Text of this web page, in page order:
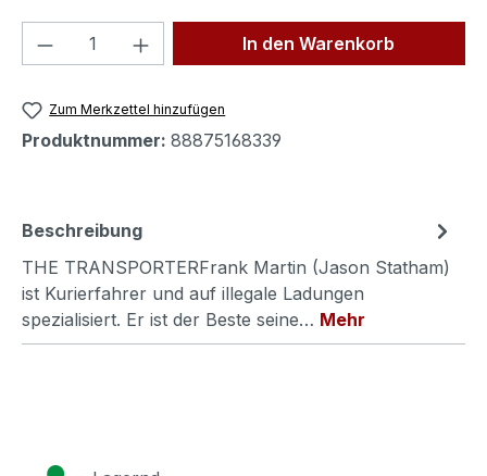
Produkt Anzahl: Gib denIn den Warenkorb
Zum Merkzettel hinzufügen
Produktnummer: 88875168339
Beschreibung
THE TRANSPORTERFrank Martin (Jason Statham)
ist Kurierfahrer und auf illegale Ladungen
spezialisiert. Er ist der Beste seine… Mehr